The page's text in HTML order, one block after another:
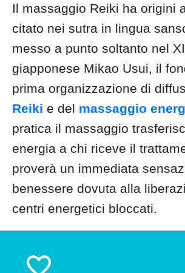
Il massaggio Reiki ha origini
citato nei sutra in lingua
messo a punto soltanto nel
giapponese Mikao Usui, il
prima organizzazione di
Reiki e del massaggio
pratica il massaggio
energia a chi riceve il
proverà un immediata
benessere dovuta alla
centri energetici bloccati.